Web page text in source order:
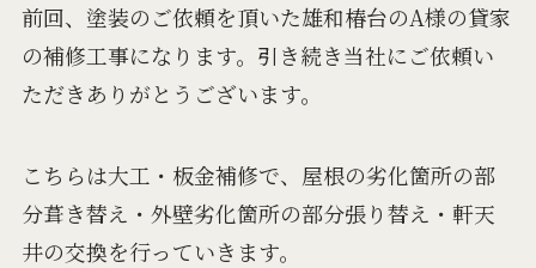
前回、塗装のご依頼を頂いた雄和椿台のA様の貸家
の補修工事になります。引き続き当社にご依頼い
ただきありがとうございます。
こちらは大工・板金補修で、屋根の劣化箇所の部
分葺き替え・外壁劣化箇所の部分張り替え・軒天
井の交換を行っていきます。